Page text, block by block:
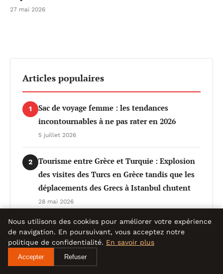
27 mai 2026
Articles populaires
1
Sac de voyage femme : les tendances
incontournables à ne pas rater en 2026
5 juillet 2026
2
Tourisme entre Grèce et Turquie : Explosion
des visites des Turcs en Grèce tandis que les
déplacements des Grecs à Istanbul chutent
28 mai 2026
3
TikTok révolutionne le tourisme en intégrant
la réservation d’expériences de voyage
directement sur sa plateforme
27 mai 2026
Nous utilisons des cookies pour améliorer votre expérience
de navigation. En poursuivant, vous acceptez notre
politique de confidentialité. En savoir plus
Accepter Refuser